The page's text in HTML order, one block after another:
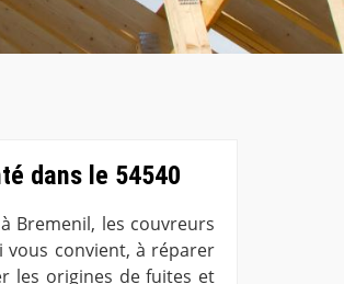
dans le 54540
Bremenil, les couvreurs
convient, à réparer
les origines de fuites et